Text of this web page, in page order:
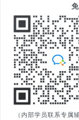
（内部学员联系专属